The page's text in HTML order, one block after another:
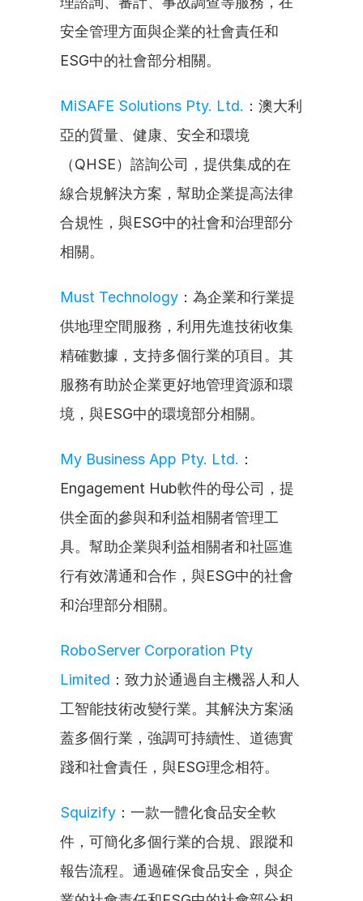
安全管理方面與企業的社會責任和
ESG中的社會部分相關。
MiSAFE Solutions Pty. Ltd. ：澳大利
亞的質量、健康、安全和環境
（QHSE）諮詢公司，提供集成的在
線合規解決方案，幫助企業提高法律
合規性，與ESG中的社會和治理部分
相關。
Must Technology ：為企業和行業提
供地理空間服務，利用先進技術收集
精確數據，支持多個行業的項目。其
服務有助於企業更好地管理資源和環
境，與ESG中的環境部分相關。
My Business App Pty. Ltd. ：
Engagement Hub軟件的母公司，提
供全面的參與和利益相關者管理工
具。幫助企業與利益相關者和社區進
行有效溝通和合作，與ESG中的社會
和治理部分相關。
RoboServer Corporation Pty
Limited ：致力於通過自主機器人和人
工智能技術改變行業。其解決方案涵
蓋多個行業，強調可持續性、道德實
踐和社會責任，與ESG理念相符。
Squizify ：一款一體化食品安全軟
件，可簡化多個行業的合規、跟蹤和
報告流程。通過確保食品安全，與企